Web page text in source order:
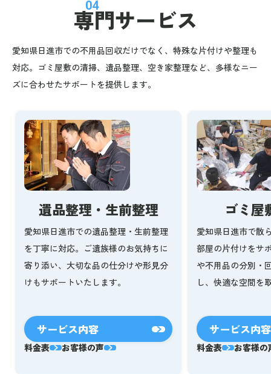
04
専門サービス
愛知県日進市での不用品回収だけでなく、特殊な片付けや整理も
対応。ゴミ屋敷の清掃、遺品整理、空き家整理など、多様なニー
ズに合わせたサポートを提供します。
遺品整理・生前整理
愛知県日進市での遺品整理・生前整理
を丁寧に対応。ご遺族様のお気持ちに
寄り添い、大切な品の仕分けや形見分
けもサポートいたします。
サービス内容
料金表 お客様の声
ゴミ屋
愛知県日進市で散
部屋の片付けをサ
や不用品の分別・
し、快適な空間を
サービス内容
料金表 お客様の